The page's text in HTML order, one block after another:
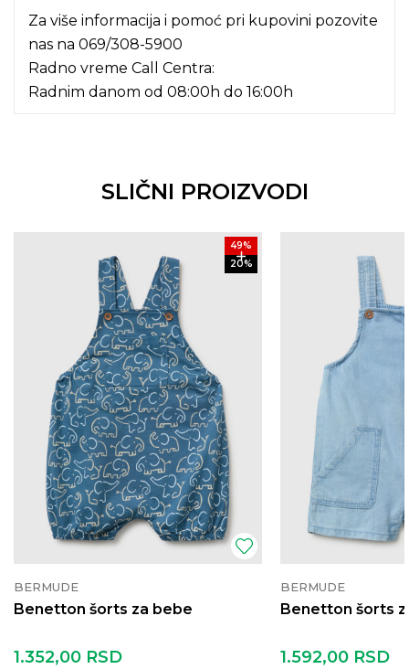
Za više informacija i pomoć pri kupovini pozovite
nas na 069/308-5900
Radno vreme Call Centra:
Radnim danom od 08:00h do 16:00h
SLIČNI PROIZVODI
49%
20%
BERMUDE
Benetton šorts za bebe
1.352,00 RSD
BERMUDE
Benetton šorts
1.592,00 RSD